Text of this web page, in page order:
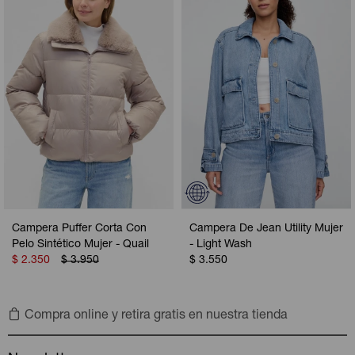
Campera Puffer Corta Con
Pelo Sintético Mujer - Quail
$ 2.350 $ 3.950
Campera De Jean Utility Mujer
- Light Wash
$ 3.550
Compra online y retira gratis en nuestra tienda